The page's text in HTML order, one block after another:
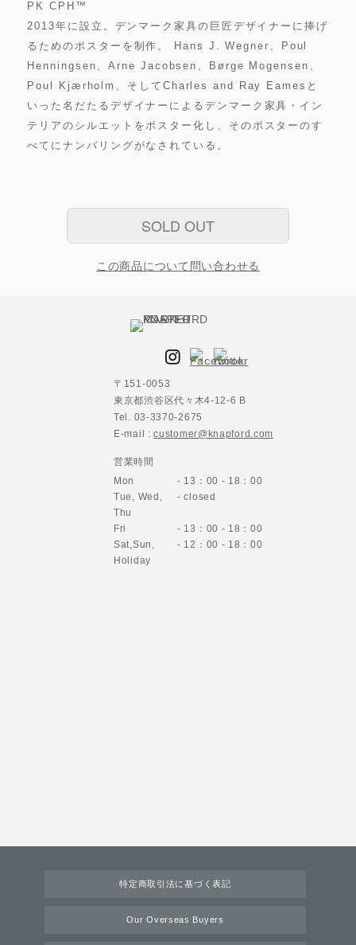
PK CPH™
2013年に設立。デンマーク家具の巨匠デザイナーに捧げ
るためのポスターを制作。 Hans J. Wegner、Poul
Henningsen、Arne Jacobsen、Børge Mogensen、
Poul Kjærholm、そしてCharles and Ray Eamesと
いった名だたるデザイナーによるデンマーク家具・イン
テリアのシルエットをポスター化し、そのポスターのす
べてにナンバリングがなされている。
SOLD OUT
この商品について問い合わせる
〒151-0053
東京都渋谷区代々木4-12-6 B
Tel. 03-3370-2675
E-mail :customer@knapford.com
営業時間
Mon
- 13：00 - 18：00
Tue, Wed,
Thu
- closed
Fri
- 13：00 - 18：00
Sat,Sun,
Holiday
- 12：00 - 18：00
特定商取引法に基づく表記
Our Overseas Buyers